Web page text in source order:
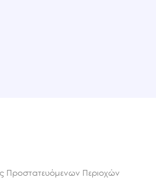
Προστατευόμενων Περιοχών